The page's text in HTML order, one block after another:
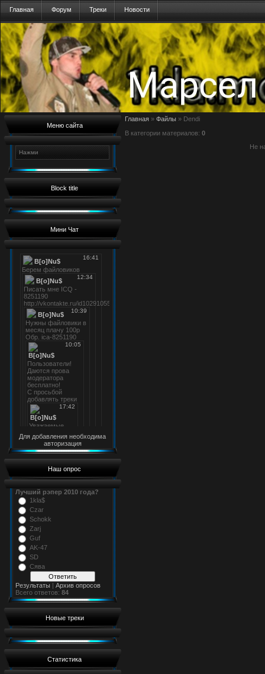
Главная Форум Треки Новости
Меню сайта
Нажми
Block title
Мини Чат
Для добавления необходима
авторизация
Наш опрос
Лучший рэпер 2010 года?
1kla$
Czar
Schokk
Zarj
Guf
AK-47
SD
Сява
Результаты | Архив опросов
Всего ответов: 84
Новые треки
Статистика
Главная » Файлы » Dendi
В категории материалов: 0
Не